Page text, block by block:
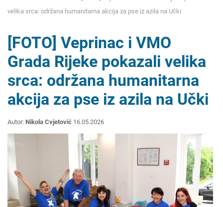
velika srca: održana humanitarna akcija za pse iz azila na Učki
[FOTO] Veprinac i VMO
Grada Rijeke pokazali velika
srca: održana humanitarna
akcija za pse iz azila na Učki
Autor: Nikola Cvjetović 16.05.2026